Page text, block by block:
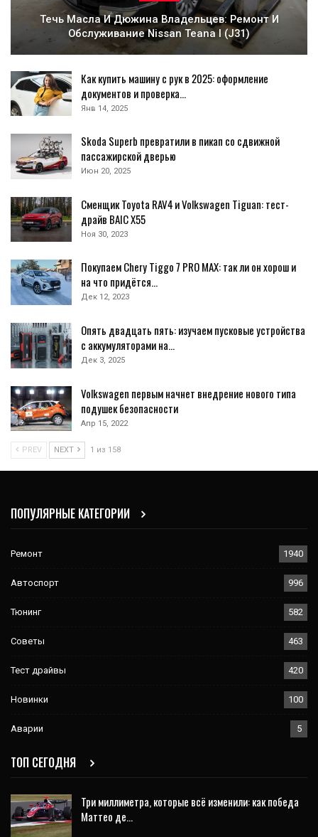
Течь Масла И Дюжина Владельцев: Ремонт И
Обслуживание Nissan Teana I (J31)
Как купить машину с рук в 2025: оформление
документов и проверка…
Янв 14, 2025
Skoda Superb превратили в пикап со сдвижной
пассажирской дверью
Июн 20, 2025
Сменщик Toyota RAV4 и Volkswagen Tiguan: тест-
драйв BAIC X55
Ноя 30, 2023
Покупаем Chery Tiggo 7 PRO MAX: так ли он хорош и
на что придётся…
Дек 12, 2023
Опять двадцать пять: изучаем пусковые устройства
с аккумуляторами на…
Дек 3, 2025
Volkswagen первым начнет внедрение нового типа
подушек безопасности
Апр 15, 2022
PREV NEXT 1 из 158
ПОПУЛЯРНЫЕ КАТЕГОРИИ
Ремонт 1940
Автоспорт 996
Тюнинг 582
Советы 463
Тест драйвы 420
Новинки 100
Аварии 5
ТОП СЕГОДНЯ
Три миллиметра, которые всё изменили: как победа
Маттео де…